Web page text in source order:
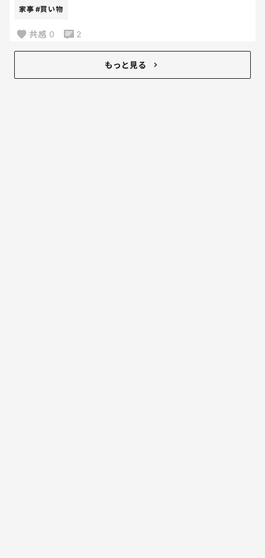
って思うけど、昼間は暑すぎて車に乗りたくないし夕
方行こうと思うと面倒が勝つし、、笑
家事 #買い物
共感 0 2
もっと見る